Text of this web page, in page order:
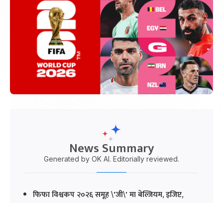
News Summary
Generated by OK AI. Editorially reviewed.
फिफा विश्वकप २०२६ समूह \'जी\' मा बेल्जियम, इजिप्ट,